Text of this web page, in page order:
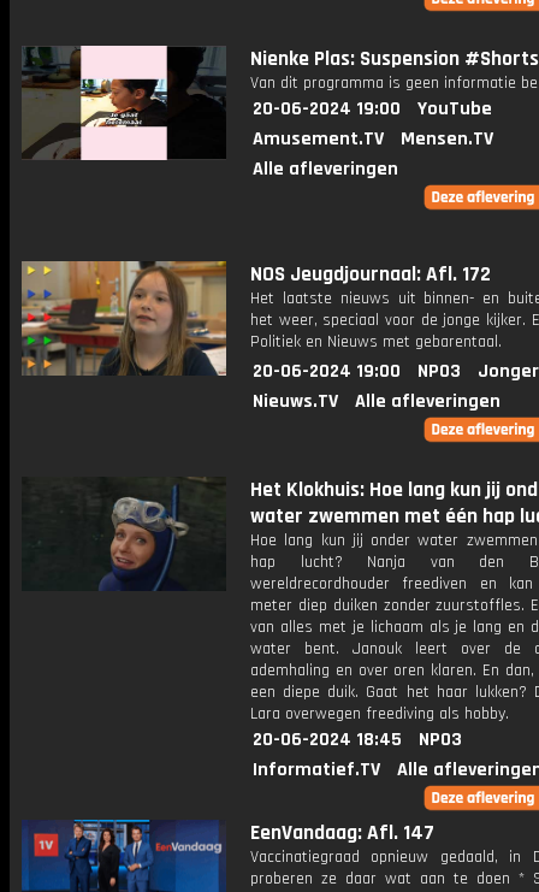
Nienke Plas: Suspension #Shorts
Van dit programma is geen informatie
20-06-2024 19:00
YouTube
Amusement.TV
Mensen.TV
Alle afleveringen
NOS Jeugdjournaal: Afl. 172
Het laatste nieuws uit binnen- en
het weer, speciaal voor de jonge kijker.
Politiek en Nieuws met gebarentaal.
20-06-2024 19:00 NPO3
Nieuws.TV
Alle afleveringen
Het Klokhuis: Hoe lang kun jij
water zwemmen met één hap
Hoe lang kun jij onder water
hap lucht? Nanja van den
wereldrecordhouder freediven en
meter diep duiken zonder zuurstoffles.
van alles met je lichaam als je lang en
water bent. Janouk leert over de
ademhaling en over oren klaren. En
een diepe duik. Gaat het haar lukken?
Lara overwegen freediving als hobby.
20-06-2024 18:45
NPO3
Informatief.TV
Alle
EenVandaag: Afl. 147
Vaccinatiegraad opnieuw gedaald, in
proberen ze daar wat aan te doen *